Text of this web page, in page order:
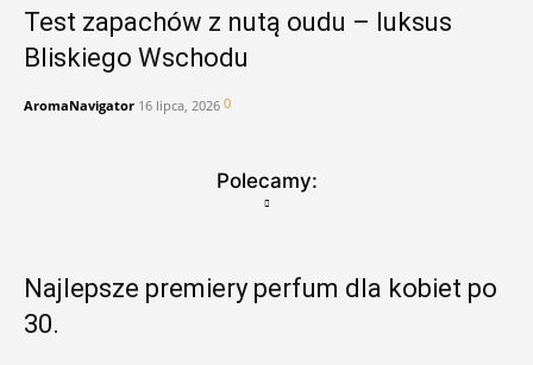
Test zapachów z nutą oudu – luksus
Bliskiego Wschodu
AromaNavigator 16 lipca, 2026 0
Polecamy:
Najlepsze premiery perfum dla kobiet po
30.